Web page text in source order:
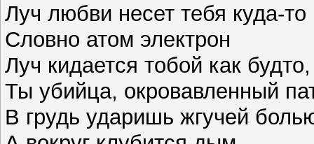
Луч любви несет тебя куда-то
Словно атом электрон
Луч кидается тобой как
Ты убийца, окровавленный
В грудь ударишь жгучей